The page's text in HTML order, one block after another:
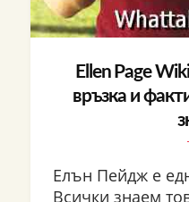
Ellen Page
връзка и
Елън Пейдж е
Всички знаем